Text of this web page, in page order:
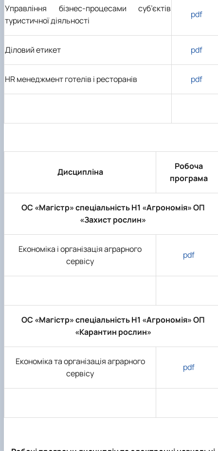
Управління бізнес-процесами суб’єктів
туристичної діяльності
pdf
Діловий етикет pdf
HRменеджмент готелів і ресторанів pdf
Дисципліна
Робоча
програма
ОС «Магістр» спеціальність H1 «Агрономія» ОП
«Захист рослин»
Економіка і організація аграрного
сервісу
pdf
ОС «Магістр» спеціальність H1 «Агрономія» ОП
«Карантин рослин»
Економіка та організація аграрного
сервісу
pdf